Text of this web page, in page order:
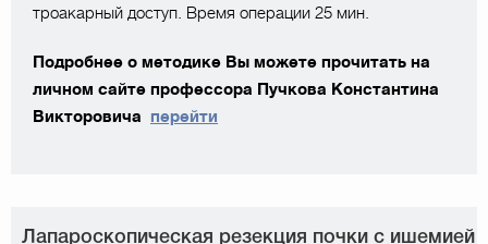
троакарный доступ. Время операции 25 мин.
Подробнее о методике Вы можете прочитать на
личном сайте профессора Пучкова Константина
Викторовича перейти
Лапароскопическая резекция почки с ишемией